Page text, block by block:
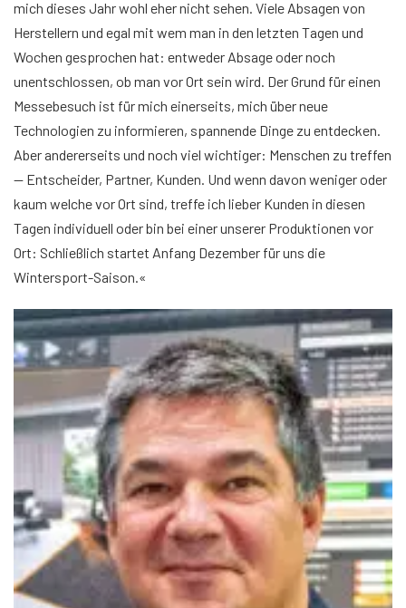
mich dieses Jahr wohl eher nicht sehen. Viele Absagen von
Herstellern und egal mit wem man in den letzten Tagen und
Wochen gesprochen hat: entweder Absage oder noch
unentschlossen, ob man vor Ort sein wird. Der Grund für einen
Messebesuch ist für mich einerseits, mich über neue
Technologien zu informieren, spannende Dinge zu entdecken.
Aber andererseits und noch viel wichtiger: Menschen zu treffen
— Entscheider, Partner, Kunden. Und wenn davon weniger oder
kaum welche vor Ort sind, treffe ich lieber Kunden in diesen
Tagen individuell oder bin bei einer unserer Produktionen vor
Ort: Schließlich startet Anfang Dezember für uns die
Wintersport-Saison.«